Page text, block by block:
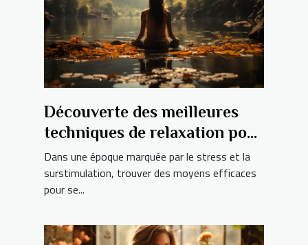
Découverte des meilleures
techniques de relaxation pour
détendre l'esprit et le corps
Dans une époque marquée par le stress et la
surstimulation, trouver des moyens efficaces
pour se...